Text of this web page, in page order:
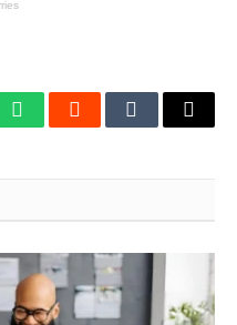
WhatsAppRedditTumblrEmail